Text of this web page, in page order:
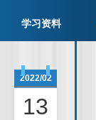
学习资料
2022/02
13